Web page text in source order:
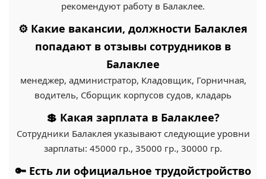
рекомендуют работу в Балаклее.
⚙️ Какие вакансии, должности Балаклея
попадают в отзывы сотрудников в
Балаклее
менеджер, администратор, Кладовщик, Горничная,
водитель, Сборщик корпусов судов, кладарь
💲 Какая зарплата в Балаклее?
Сотрудники Балаклея указывают следующие уровни
зарплаты: 45000 гр., 35000 гр., 30000 гр.
🔑 Есть ли официальное трудойстройство